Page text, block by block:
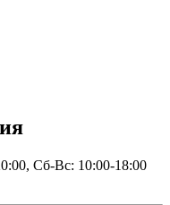
Сб-Вс: 10:00-18:00